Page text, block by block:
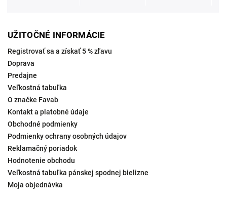
UŽITOČNÉ INFORMÁCIE
Registrovať sa a získať 5 % zľavu
Doprava
Predajne
Veľkostná tabuľka
O značke Favab
Kontakt a platobné údaje
Obchodné podmienky
Podmienky ochrany osobných údajov
Reklamačný poriadok
Hodnotenie obchodu
Veľkostná tabuľka pánskej spodnej bielizne
Moja objednávka